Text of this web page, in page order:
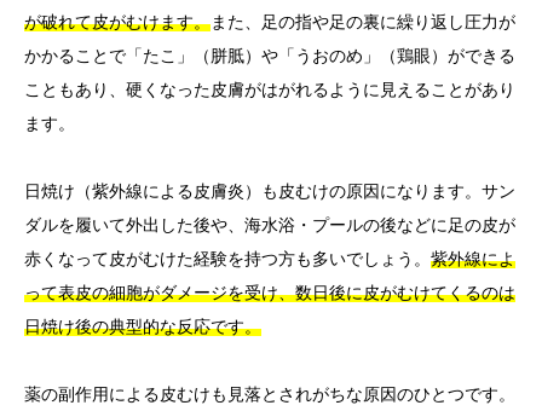
が破れて皮がむけます。また、足の指や足の裏に繰り返し圧力が
かかることで「たこ」（胼胝）や「うおのめ」（鶏眼）ができる
こともあり、硬くなった皮膚がはがれるように見えることがあり
ます。
日焼け（紫外線による皮膚炎）も皮むけの原因になります。サン
ダルを履いて外出した後や、海水浴・プールの後などに足の皮が
赤くなって皮がむけた経験を持つ方も多いでしょう。 紫外線によ
って表皮の細胞がダメージを受け、数日後に皮がむけてくるのは
日焼け後の典型的な反応です。
薬の副作用による皮むけも見落とされがちな原因のひとつです。